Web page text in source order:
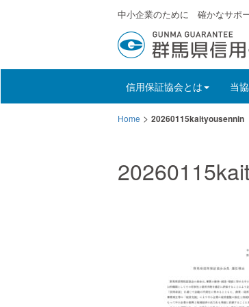
中小企業のために 確かなサポ
信用保証協会とは 当
Home > 20260115kaityousennin